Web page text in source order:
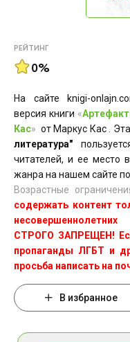
РЕЙТИНГ
0%
На сайте knigi-
версия книги «
Кас» от Маркус Кас .
литература"
читателей, и ее место
жанра на нашем сайте
Возрастные
содержать контент
СТРОГО ЗАПРЕЩЕН!
пропаганды ЛГБТ и
просьба написать на
В избранное